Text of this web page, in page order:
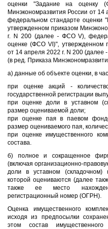
оценки "Задание на оценку
Минэкономразвития России от
федеральном стандарте
утвержденном приказом
г. N 200 (далее - ФСО V),
оценке (ФСО VI)", утвержденном
от 14 апреля 2022 г. N 200
(в ред. Приказа
а) данные об объекте оценки, в
при оценке акций -
государственной регистрации
при оценке доли в уставном
размер оцениваемой доли;
при оценке пая в паевом
размер оцениваемого пая,
при оценке имущественного
состава.
б) полное и сокращенное
(включая организационно-
доли в уставном (складочном)
которой оцениваются (далее
также ее место
регистрационный номер (ОГРН).
Оценка имущественного
исходя из предпосылки
этом состав